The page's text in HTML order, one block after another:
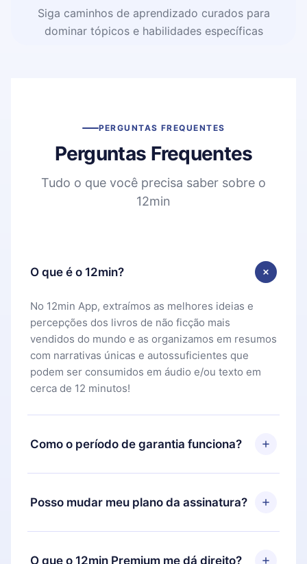
Siga caminhos de aprendizado curados para
dominar tópicos e habilidades específicas
PERGUNTAS FREQUENTES
Perguntas Frequentes
Tudo o que você precisa saber sobre o
12min
O que é o 12min?
No 12min App, extraímos as melhores ideias e
percepções dos livros de não ficção mais
vendidos do mundo e as organizamos em resumos
com narrativas únicas e autossuficientes que
podem ser consumidos em áudio e/ou texto em
cerca de 12 minutos!
Como o período de garantia funciona?
Você pode baixar nosso aplicativo e começar a
aproveitar nossa biblioteca. Se por algum motivo
não ficar satisfeito com nossa plataforma, basta
e solicitar o reembolso do valor. Você receberá
Posso mudar meu plano da assinatura?
Sim, mas a mudança só se aplicará a partir do
próximo período de cobrança. Por exemplo, se
O que o 12min Premium me dá direito?